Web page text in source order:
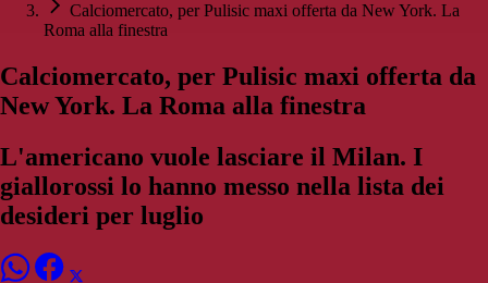
Calciomercato, per Pulisic maxi offerta da New York. La
Roma alla finestra
Calciomercato, per Pulisic maxi offerta da
New York. La Roma alla finestra
L'americano vuole lasciare il Milan. I
giallorossi lo hanno messo nella lista dei
desideri per luglio